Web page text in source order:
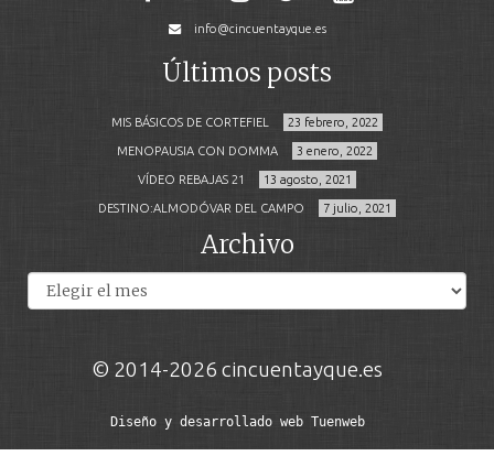
info@cincuentayque.es
Últimos posts
MIS BÁSICOS DE CORTEFIEL 23 febrero, 2022
MENOPAUSIA CON DOMMA 3 enero, 2022
VÍDEO REBAJAS 21 13 agosto, 2021
DESTINO:ALMODÓVAR DEL CAMPO 7 julio, 2021
Archivo
© 2014-2026 cincuentayque.es
Diseño y desarrollado web Tuenweb